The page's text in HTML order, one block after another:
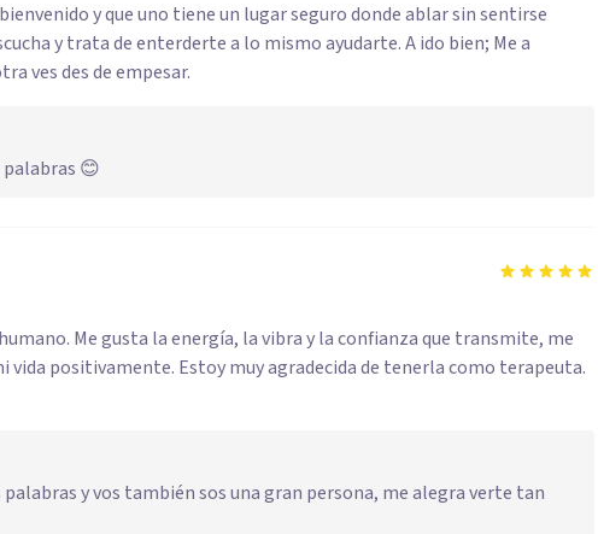
y que uno tiene un lugar seguro donde ablar sin sentirse
y trata de enterderte a lo mismo ayudarte. A ido bien; Me a
ves des de empesar.
😊
Me gusta la energía, la vibra y la confianza que transmite, me
vida positivamente. Estoy muy agradecida de tenerla como terapeuta.
y vos también sos una gran persona, me alegra verte tan